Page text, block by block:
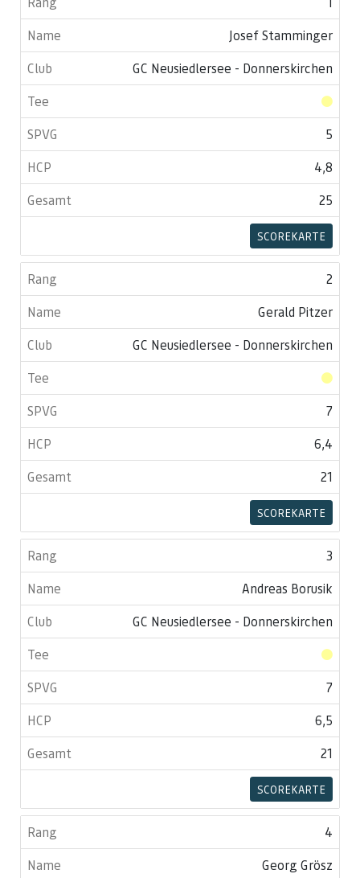
Josef Stamminger
GC Neusiedlersee - Donnerskirchen
5
4,8
25
SCOREKARTE
2
Gerald Pitzer
GC Neusiedlersee - Donnerskirchen
7
6,4
21
SCOREKARTE
3
Andreas Borusik
GC Neusiedlersee - Donnerskirchen
7
6,5
21
SCOREKARTE
4
Georg Grösz